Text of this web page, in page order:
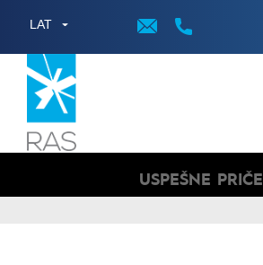
LAT
USPEŠNE PRIČE